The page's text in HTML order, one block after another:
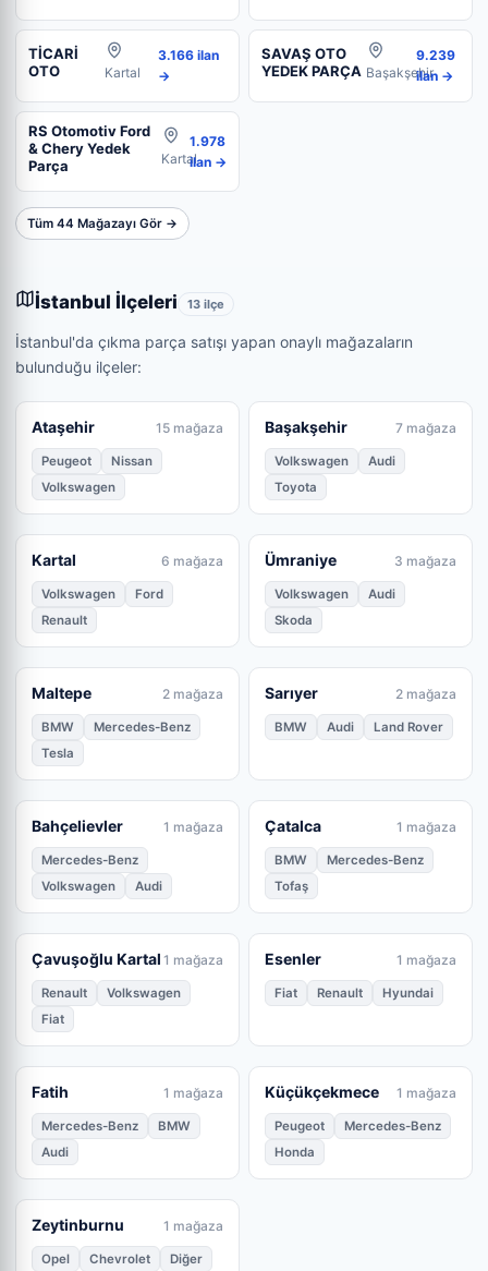
TİCARİ
OTO
Kartal
3.166 ilan
→
SAVAŞ OTO
YEDEK PARÇA Başakşehir
9.239
ilan →
RS Otomotiv Ford
& Chery Yedek
Parça
Kartal
1.978
ilan →
Tüm 44 Mağazayı Gör →
İstanbul İlçeleri 13 ilçe
İstanbul'da çıkma parça satışı yapan onaylı mağazaların
bulunduğu ilçeler:
Ataşehir 15 mağaza
Peugeot
Nissan
Volkswagen
Başakşehir 7 mağaza
Volkswagen
Audi
Toyota
Kartal 6 mağaza
Volkswagen
Ford
Renault
Ümraniye 3 mağaza
Volkswagen
Audi
Skoda
Maltepe 2 mağaza
BMW
Mercedes-Benz
Tesla
Sarıyer 2 mağaza
BMW Audi Land Rover
Bahçelievler 1 mağaza
Mercedes-Benz
Volkswagen
Audi
Çatalca 1 mağaza
BMW
Mercedes-Benz
Tofaş
Çavuşoğlu Kartal 1 mağaza
Renault
Volkswagen
Fiat
Esenler 1 mağaza
Fiat Renault Hyundai
Fatih 1 mağaza
Mercedes-Benz
BMW
Audi
Küçükçekmece 1 mağaza
Peugeot
Mercedes-Benz
Honda
Zeytinburnu 1 mağaza
Opel Chevrolet Diğer